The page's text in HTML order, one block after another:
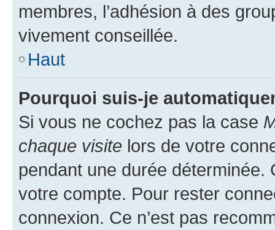
membres, l’adhésion à des
vivement conseillée.
Haut
Pourquoi suis-je
Si vous ne cochez pas la case
chaque visite lors de votre
pendant une durée déterminée.
votre compte. Pour rester
connexion. Ce n’est pas